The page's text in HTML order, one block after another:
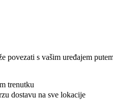
povezati s vašim uređajem
trenutku
dostavu na sve lokacije